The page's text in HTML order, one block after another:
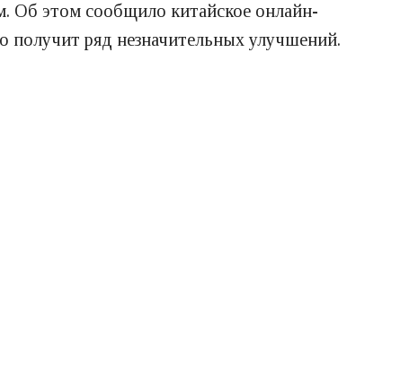
Об этом сообщило китайское онлайн-
ряд незначительных улучшений.